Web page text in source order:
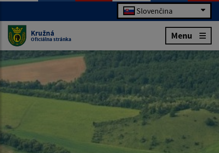
Slovenčina
Kružná
Oficiálna stránka Menu